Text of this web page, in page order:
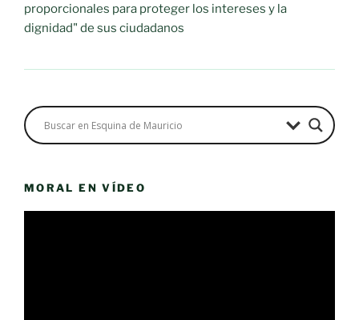
proporcionales para proteger los intereses y la
dignidad" de sus ciudadanos
MORAL EN VÍDEO